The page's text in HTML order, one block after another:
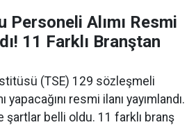
Personeli Alımı Resmi
11 Farklı Branştan
(TSE) 129 sözleşmeli
yapacağını resmi ilanı yayımlandı.
şartlar belli oldu. 11 farklı branş